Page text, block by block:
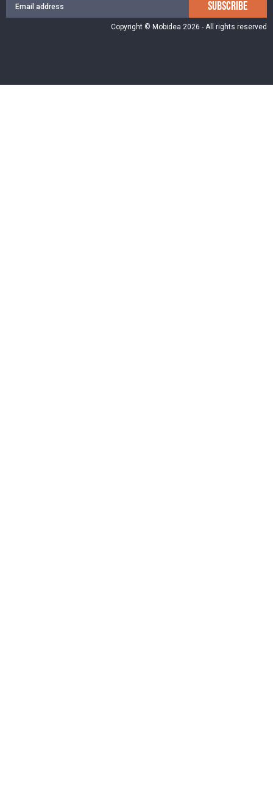
SUBSCRIBE
Copyright © Mobidea 2026 - All rights reserved